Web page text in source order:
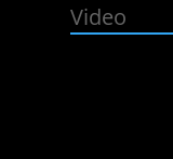
Video